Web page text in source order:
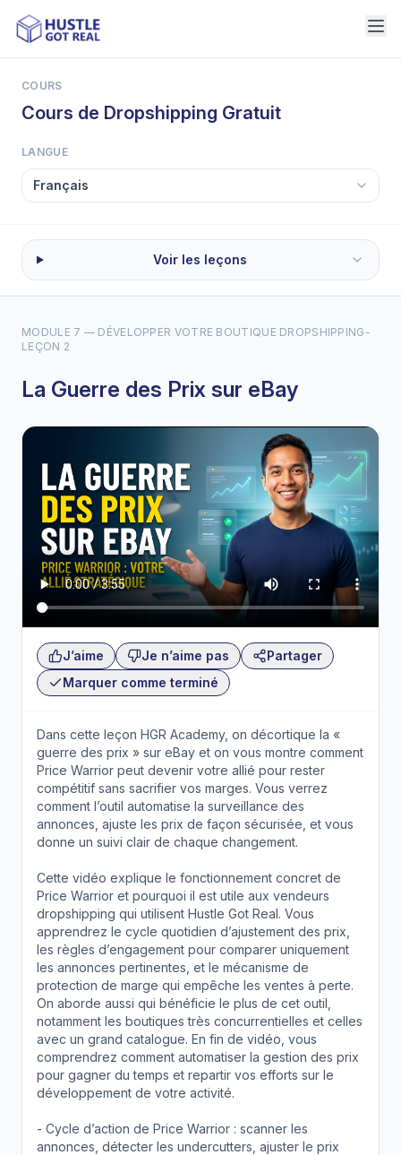
COURS
Cours de Dropshipping Gratuit
LANGUE
Voir les leçons
MODULE 7 — DÉVELOPPER VOTRE BOUTIQUE DROPSHIPPING -
LEÇON 2
La Guerre des Prix sur eBay
J’aime Je n’aime pas
Partager
Marquer comme terminé
Dans cette leçon HGR Academy, on décortique la «
guerre des prix » sur eBay et on vous montre comment
Price Warrior peut devenir votre allié pour rester
compétitif sans sacrifier vos marges. Vous verrez
comment l’outil automatise la surveillance des
annonces, ajuste les prix de façon sécurisée, et vous
donne un suivi clair de chaque changement.
Cette vidéo explique le fonctionnement concret de
Price Warrior et pourquoi il est utile aux vendeurs
dropshipping qui utilisent Hustle Got Real. Vous
apprendrez le cycle quotidien d’ajustement des prix,
les règles d’engagement pour comparer uniquement
les annonces pertinentes, et le mécanisme de
protection de marge qui empêche les ventes à perte.
On aborde aussi qui bénéficie le plus de cet outil,
notamment les boutiques très concurrentielles et celles
avec un grand catalogue. En fin de vidéo, vous
comprendrez comment automatiser la gestion des prix
pour gagner du temps et repartir vos efforts sur le
développement de votre activité.
- Cycle d’action de Price Warrior : scanner les
annonces, détecter les undercutters, ajuster le prix